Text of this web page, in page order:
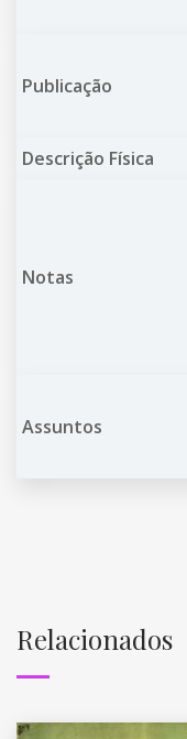
Publicação
Descrição Física
Notas
Assuntos
Relacionados